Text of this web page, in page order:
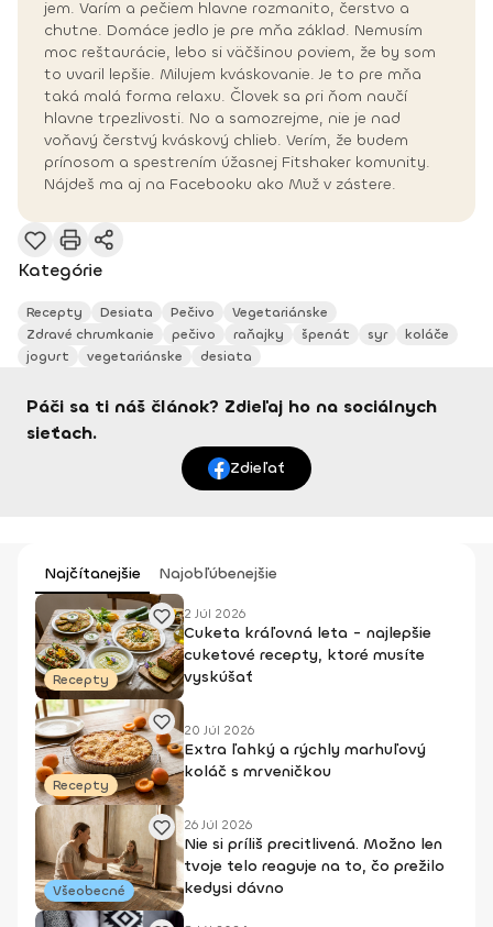
jem. Varím a pečiem hlavne rozmanito, čerstvo a
chutne. Domáce jedlo je pre mňa základ. Nemusím
moc reštaurácie, lebo si väčšinou poviem, že by som
to uvaril lepšie. Milujem kváskovanie. Je to pre mňa
taká malá forma relaxu. Človek sa pri ňom naučí
hlavne trpezlivosti. No a samozrejme, nie je nad
voňavý čerstvý kváskový chlieb. Verím, že budem
prínosom a spestrením úžasnej Fitshaker komunity.
Nájdeš ma aj na Facebooku ako Muž v zástere.
Kategórie
Recepty Desiata Pečivo
Vegetariánske
Zdravé chrumkanie
pečivo raňajky špenát syr
koláče
jogurt
vegetariánske desiata
Páči sa ti náš článok? Zdieľaj ho na sociálnych
sieťach.
Zdieľať
Najčítanejšie Najobľúbenejšie
Recepty
2 Júl 2026
Cuketa kráľovná leta - najlepšie
cuketové recepty, ktoré musíte
vyskúšať
Recepty
20 Júl 2026
Extra ľahký a rýchly marhuľový
koláč s mrveničkou
Všeobecné
26 Júl 2026
Nie si príliš precitlivená. Možno len
tvoje telo reaguje na to, čo prežilo
kedysi dávno